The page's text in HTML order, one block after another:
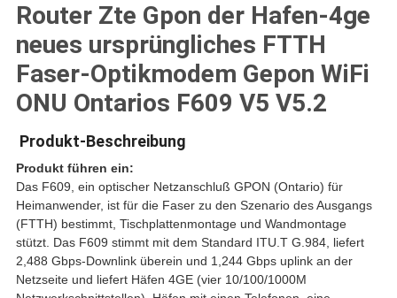
Router Zte Gpon der Hafen-4ge
neues ursprüngliches FTTH
Faser-Optikmodem Gepon WiFi
ONU Ontarios F609 V5 V5.2
Produkt-Beschreibung
Produkt führen ein:
Das F609, ein optischer Netzanschluß GPON (Ontario) für
Heimanwender, ist für die Faser zu den Szenario des Ausgangs
(FTTH) bestimmt, Tischplattenmontage und Wandmontage
stützt. Das F609 stimmt mit dem Standard ITU.T G.984, liefert
2,488 Gbps-Downlink überein und 1,244 Gbps uplink an der
Netzseite und liefert Häfen 4GE (vier 10/100/1000M